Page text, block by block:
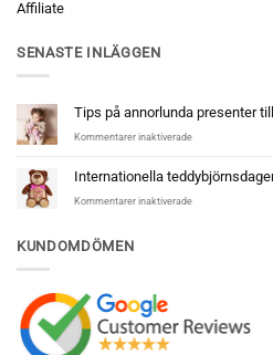
Affiliate
SENASTE INLÄGGEN
Tips på annorlunda presenter
Kommentarer inaktiveradeför
på
annorlunda
presenter
Internationella
Kommentarer inaktiveradeför
nallar
KUNDOMDÖMEN